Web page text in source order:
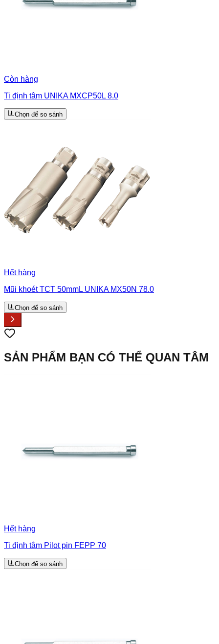
Còn hàng
Ti định tâm UNIKA MXCP50L 8.0
Chọn để so sánh
Hết hàng
Mũi khoét TCT 50mmL UNIKA MX50N 78.0
Chọn để so sánh
SẢN PHẨM BẠN CÓ THỂ QUAN TÂM
Hết hàng
Ti định tâm Pilot pin FEPP 70
Chọn để so sánh